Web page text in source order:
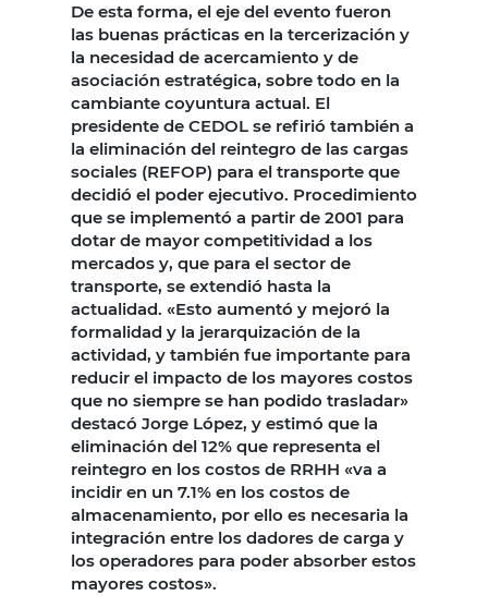
De esta forma, el eje del evento fueron
las buenas prácticas en la tercerización y
la necesidad de acercamiento y de
asociación estratégica, sobre todo en la
cambiante coyuntura actual. El
presidente de CEDOL se refirió también a
la eliminación del reintegro de las cargas
sociales (REFOP) para el transporte que
decidió el poder ejecutivo. Procedimiento
que se implementó a partir de 2001 para
dotar de mayor competitividad a los
mercados y, que para el sector de
transporte, se extendió hasta la
actualidad. «Esto aumentó y mejoró la
formalidad y la jerarquización de la
actividad, y también fue importante para
reducir el impacto de los mayores costos
que no siempre se han podido trasladar»
destacó Jorge López, y estimó que la
eliminación del 12% que representa el
reintegro en los costos de RRHH «va a
incidir en un 7.1% en los costos de
almacenamiento, por ello es necesaria la
integración entre los dadores de carga y
los operadores para poder absorber estos
mayores costos».